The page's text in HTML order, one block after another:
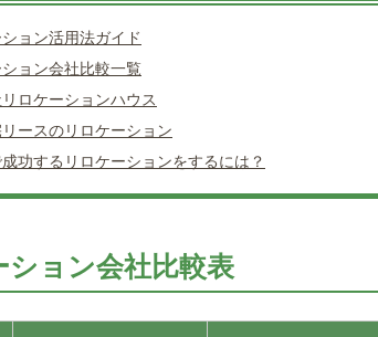
ョン活用法ガイド
ション会社比較一覧
ロケーションハウス
ースのリロケーション
功するリロケーションをするには？
ション会社比較表